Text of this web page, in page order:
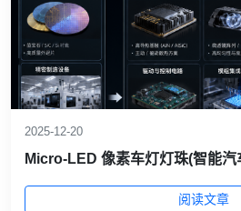
2025-12-20
Micro-LED 像素车灯灯珠(智能汽
阅读文章